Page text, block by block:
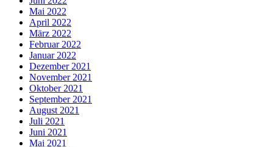
Mai 2022
April 2022
März 2022
Februar 2022
Januar 2022
Dezember 2021
November 2021
Oktober 2021
September 2021
August 2021
Juli 2021
Juni 2021
Mai 2021